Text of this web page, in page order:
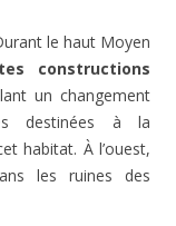
le haut Moyen
constructions
un changement
destinées à la
habitat. À l’ouest,
les ruines des